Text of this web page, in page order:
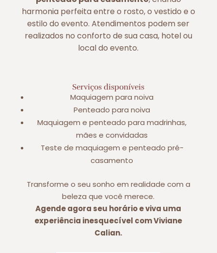
harmonia perfeita entre o rosto, o vestido e o
estilo do evento. Atendimentos podem ser
realizados no conforto de sua casa, hotel ou
local do evento.
Serviços disponíveis
Maquiagem para noiva
Penteado para noiva
Maquiagem e penteado para madrinhas,
mães e convidadas
Teste de maquiagem e penteado pré-
casamento
Transforme o seu sonho em realidade com a
beleza que você merece.
Agende agora seu horário e viva uma
experiência inesquecível com Viviane
Calian.